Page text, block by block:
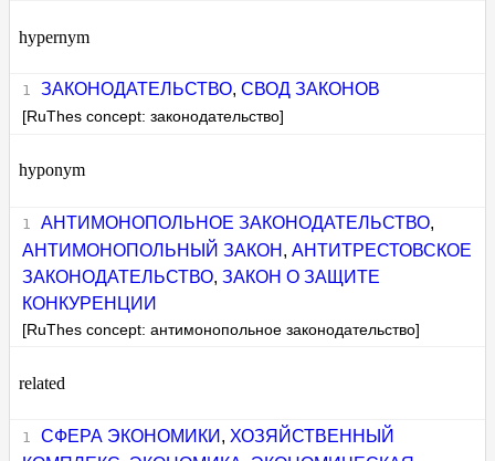
hypernym
ЗАКОНОДАТЕЛЬСТВО, СВОД ЗАКОНОВ
[RuThes concept: законодательство]
hyponym
АНТИМОНОПОЛЬНОЕ ЗАКОНОДАТЕЛЬСТВО,
АНТИМОНОПОЛЬНЫЙ ЗАКОН ,АНТИТРЕСТОВСКОЕ
ЗАКОНОДАТЕЛЬСТВО,ЗАКОН О ЗАЩИТЕ
КОНКУРЕНЦИИ
[RuThes concept: антимонопольное законодательство]
related
СФЕРА ЭКОНОМИКИ , ХОЗЯЙСТВЕННЫЙ